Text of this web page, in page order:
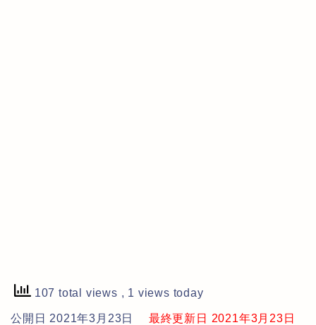
107 total views , 1 views today
公開日 2021年3月23日
最終更新日 2021年3月23日